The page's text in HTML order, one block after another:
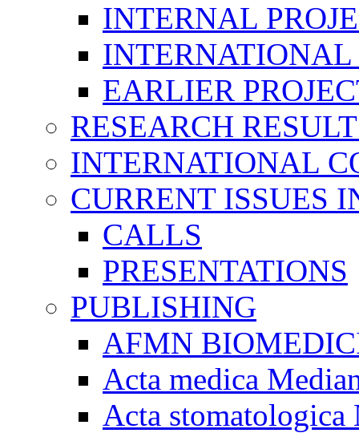
INTERNAL
INTERNATIONAL
EARLIER
RESEARCH
INTERNATIONAL
CURRENT ISSUES
CALLS
PRESENTATIONS
PUBLISHING
AFMN
Acta medica
Acta stomatologica